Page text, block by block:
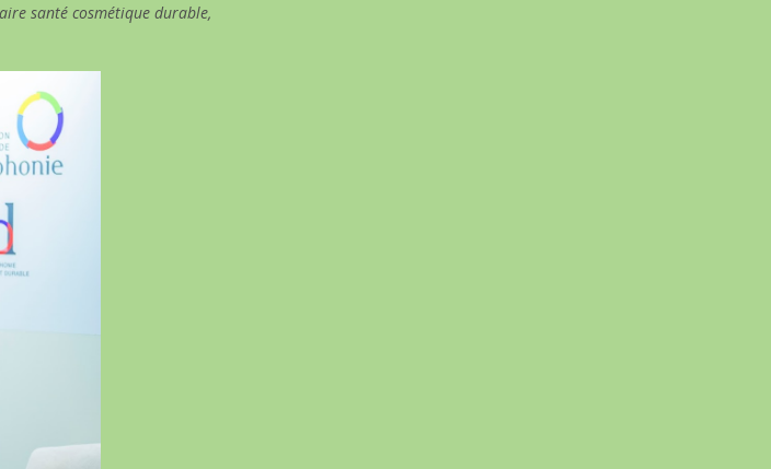
santé cosmétique durable,